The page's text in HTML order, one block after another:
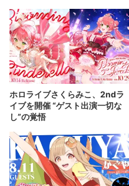
ホロライブさくらみこ、2ndラ
イブを開催 “ゲスト出演一切な
し”の覚悟